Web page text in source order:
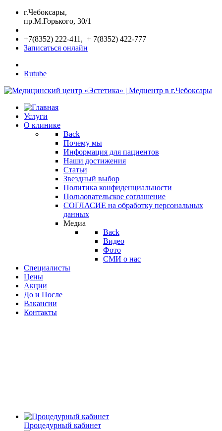
г.Чебоксары,
пр.М.Горького, 30/1
+7(8352) 222-411, + 7(8352) 422-777
Записаться онлайн
Rutube
Услуги
О клинике
Back
Почему мы
Информация для пациентов
Наши достижения
Статьи
Звездный выбор
Политика конфиденциальности
Пользовательское соглашение
СОГЛАСИЕ на обработку персональных
данных
Медиа
Back
Видео
Фото
СМИ о нас
Специалисты
Цены
Акции
До и После
Вакансии
Контакты
Процедурный кабинет